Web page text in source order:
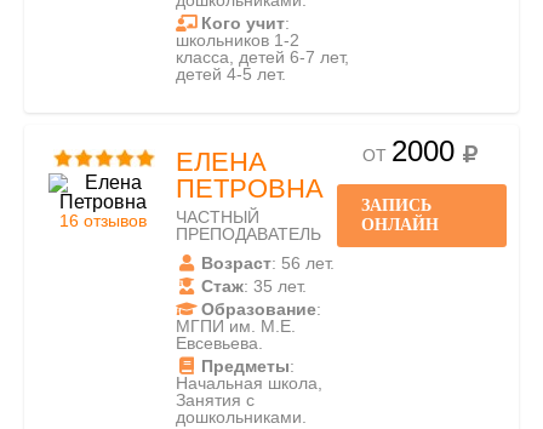
Кого учит:
школьников 1-2
класса, детей 6-7 лет,
детей 4-5 лет.
16 отзывов
ЕЛЕНА
ПЕТРОВНА
ЧАСТНЫЙ
ПРЕПОДАВАТЕЛЬ
Возраст: 56 лет.
Стаж: 35 лет.
Образование:
МГПИ им. М.Е.
Евсевьева.
Предметы:
Начальная школа,
Занятия с
дошкольниками.
ОТ 2000
ЗАПИСЬ
ОНЛАЙН